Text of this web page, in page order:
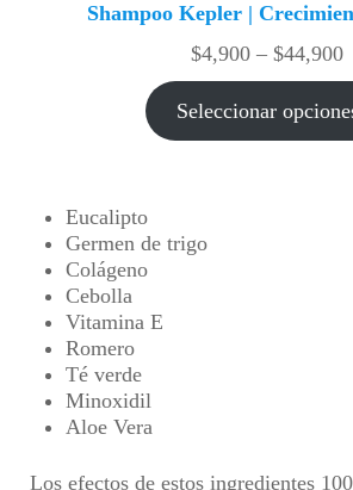
Shampoo Kepler |
$4,900 – $44,900
Seleccionar
Eucalipto
Germen de trigo
Colágeno
Cebolla
Vitamina E
Romero
Té verde
Minoxidil
Aloe Vera
Los efectos de estos ingredientes